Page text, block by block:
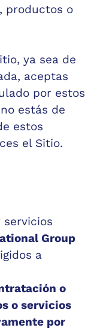
productos o
ya sea de
aceptas
por estos
estás de
estos
el Sitio.
Group
a
o
o servicios
por